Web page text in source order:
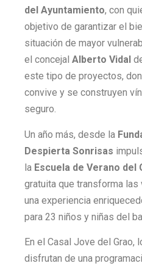
del Ayuntamiento, con
objetivo de garantizar el
situación de mayor
el concejal Alberto Vidal
este tipo de proyectos,
convive y se construyen
seguro.
Un año más, desde la
Despierta Sonrisas
la Escuela de Verano del
gratuita que transforma
una experiencia
para 23 niños y niñas del
En el Casal Jove del Grao,
disfrutan de una